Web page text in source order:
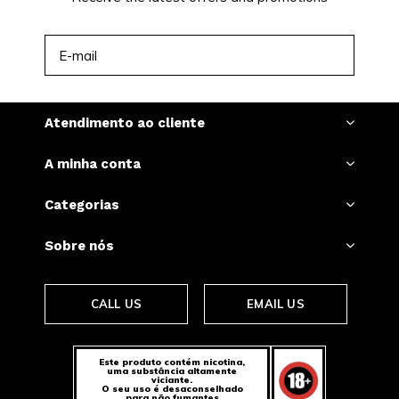
Atendimento ao cliente
A minha conta
Categorias
Sobre nós
CALL US EMAIL US
Este produto contém nicotina,
uma substância altamente
viciante.
O seu uso é desaconselhado